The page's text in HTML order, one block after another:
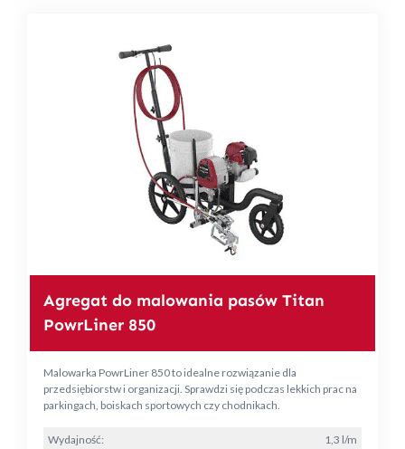
Agregat do malowania pasów Titan
PowrLiner 850
Malowarka PowrLiner 850 to idealne rozwiązanie dla
przedsiębiorstw i organizacji. Sprawdzi się podczas lekkich prac na
parkingach, boiskach sportowych czy chodnikach.
Wydajność:
1,3 l/m